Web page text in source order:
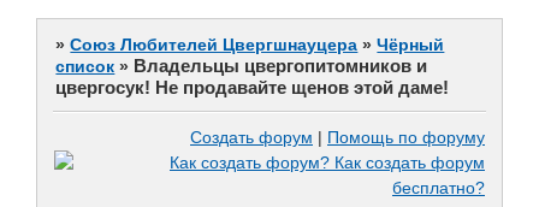
»Союз Любителей Цвергшнауцера »Чёрный
список » Владельцы цвергопитомников и
цвергосук! Не продавайте щенов этой даме!
Создать форум | Помощь по форуму